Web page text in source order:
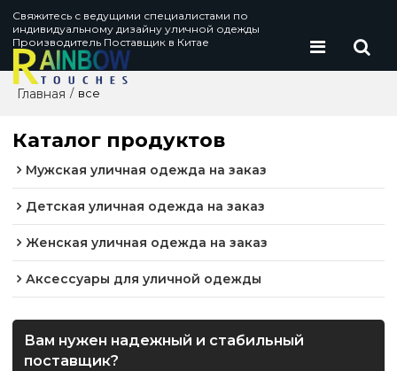
Свяжитесь с ведущими специалистами по
индивидуальному дизайну уличной одежды
Производитель Поставщик в Китае
Главная / все
Каталог продуктов
Мужская уличная одежда на заказ
Детская уличная одежда на заказ
Женская уличная одежда на заказ
Аксессуары для уличной одежды
Вам нужен надежный и стабильный
поставщик?